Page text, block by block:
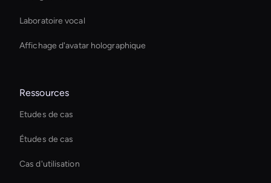
Laboratoire vocal
Affichage d'avatar holographique
Ressources
Etudes de cas
Études de cas
Cas d'utilisation